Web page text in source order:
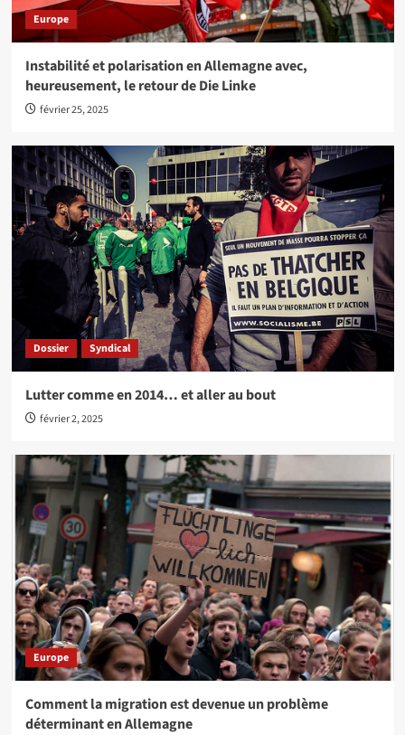
Europe
Instabilité et polarisation en Allemagne avec,
heureusement, le retour de Die Linke
février 25, 2025
Dossier Syndical
Lutter comme en 2014… et aller au bout
février 2, 2025
Europe
Comment la migration est devenue un problème
déterminant en Allemagne